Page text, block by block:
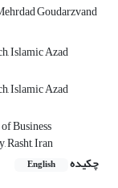
Goudarzvand
Islamic Azad
Islamic Azad
Business
Rasht, Iran
چکیده
English